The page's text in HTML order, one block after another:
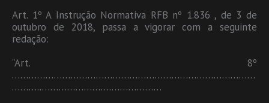
Art. 1º A Instrução Normativa RFB nº 1.836 , de 3 de
outubro de 2018, passa a vigorar com a seguinte
redação:
“Art. 8º
……………………………………………………………………………
………..…………………….………………